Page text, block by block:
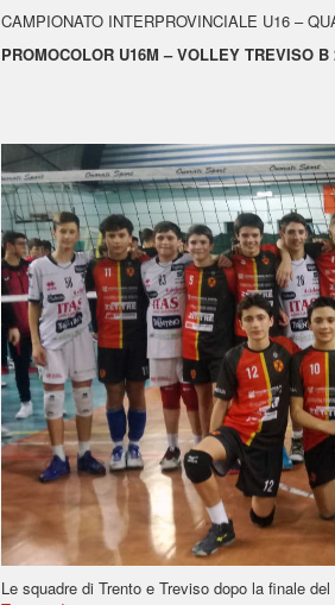
CAMPIONATO INTERPROVINCIALE U16 –
PROMOCOLOR U16M – VOLLEY TREVISO B
Le squadre di Trento e Treviso dopo la finale del